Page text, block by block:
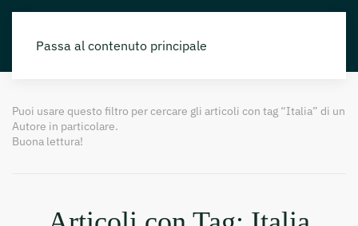
Passa al contenuto principale
Puoi usare questo filtro per cercare gli articoli con tag “Italia” di un
Autore in particolare.
Buona lettura!